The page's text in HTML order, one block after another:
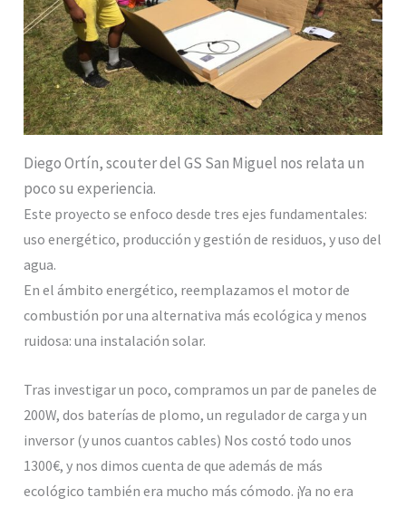
Diego Ortín, scouter del GS San Miguel nos relata un
poco su experiencia.
Este proyecto se enfoco desde tres ejes fundamentales:
uso energético, producción y gestión de residuos, y uso del
agua.
En el ámbito energético, reemplazamos el motor de
combustión por una alternativa más ecológica y menos
ruidosa: una instalación solar.
Tras investigar un poco, compramos un par de paneles de
200W, dos baterías de plomo, un regulador de carga y un
inversor (y unos cuantos cables) Nos costó todo unos
1300€, y nos dimos cuenta de que además de más
ecológico también era mucho más cómodo. ¡Ya no era